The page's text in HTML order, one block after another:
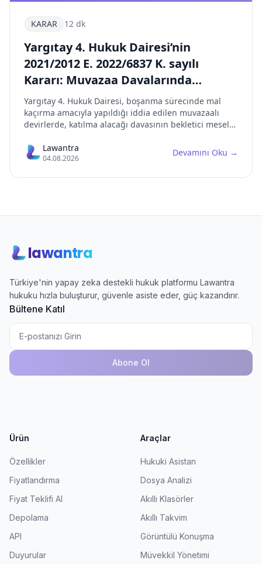
KARAR 12 dk
Yargıtay 4. Hukuk Dairesi’nin
2021/2012 E. 2022/6837 K. sayılı
Kararı: Muvazaa Davalarında
Bekletici Mesele, İİK 283 Kıyasen
Uygulama ve Katılma Alacağı İlişkisi
Yargıtay 4. Hukuk Dairesi, boşanma sürecinde mal
kaçırma amacıyla yapıldığı iddia edilen muvazaalı
devirlerde, katılma alacağı davasının bekletici mesele
md. 283/1’in kıyasen uygulanarak tapu iptal ve tescil
yerine haciz-satış yetkisi verilmesi gerektiğini
Lawantra
04.08.2026
Devamını Oku →
lawantra
Türkiye'nin yapay zeka destekli hukuk platformu Lawantra
hukuku hızla buluşturur, güvenle asiste eder, güç kazandırır.
Bültene Katıl
Abone Ol
Ürün
Özellikler
Fiyatlandırma
Fiyat Teklifi Al
Depolama
API
Duyurular
Araçlar
Hukuki Asistan
Dosya Analizi
Akıllı Klasörler
Akıllı Takvim
Görüntülü Konuşma
Müvekkil Yönetimi